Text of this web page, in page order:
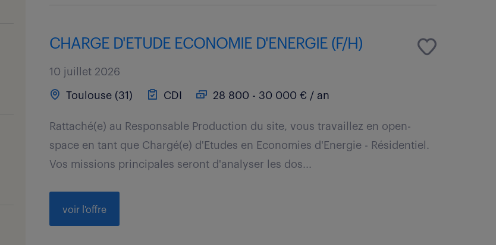
CHARGE D'ETUDE ECONOMIE D'ENERGIE (F/H)
10 juillet 2026
Toulouse (31) CDI 28 800 - 30 000 € / an
Rattaché(e) au Responsable Production du site, vous travaillez en open-
space en tant que Chargé(e) d'Etudes en Economies d'Energie - Résidentiel.
Vos missions principales seront d'analyser les dos...
voir l'offre